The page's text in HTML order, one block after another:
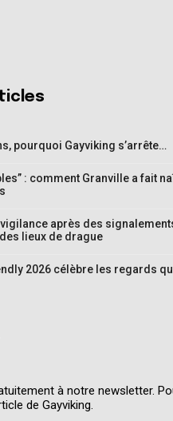
pourquoi Gayviking s’arrête…
: comment Granville a fait
vigilance après des
lieux de drague
2026 célèbre les regards
à notre newsletter.
de Gayviking.